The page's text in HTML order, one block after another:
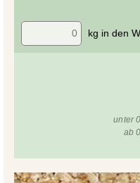
kg in den
unter
ab